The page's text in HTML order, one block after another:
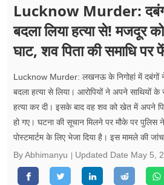
वेब स्टोरीज
उत्तर प्रदेश
वीडियो
रिलेशनशिप
जीवन मंत्रा
Lucknow Murder:
बदला लिया हत्या से! मजदूर
घाट, शव पिता की समाधि पर
Lucknow Murder: लखनऊ के निगोहां में दबंगों
बदला हत्या से लिया। आरोपियों ने अपने साथियों
हत्या कर दी। इसके बाद वह शव को खेत में अपने
हो गए। घटना की सूचान मिलने पर मौके पर
पोस्टमार्टम के लिए भेजा दिया है। इस मामले की
By Abhimanyu
Updated Date May 5,